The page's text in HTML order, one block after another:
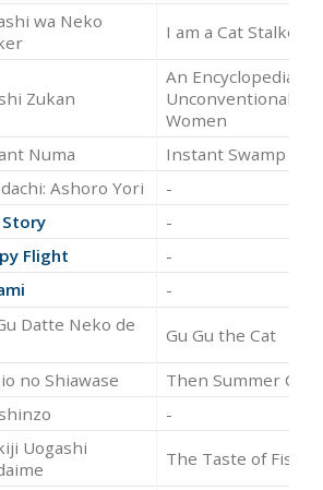
wa Neko
I am a Cat Stalker
Zukan
An Encyclopedia of
Unconventional
Women
Numa
Instant Swamp
Ashoro Yori
-
Story
-
Flight
-
-
Datte Neko de
Gu Gu the Cat
no Shiawase
Then Summer
-
Uogashi
The Taste of Fish